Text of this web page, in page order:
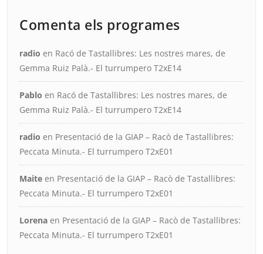
Comenta els programes
radio en Racó de Tastallibres: Les nostres mares, de
Gemma Ruiz Palà.- El turrumpero T2xE14
Pablo en Racó de Tastallibres: Les nostres mares, de
Gemma Ruiz Palà.- El turrumpero T2xE14
radio en Presentació de la GIAP – Racò de Tastallibres:
Peccata Minuta.- El turrumpero T2xE01
Maite en Presentació de la GIAP – Racò de Tastallibres:
Peccata Minuta.- El turrumpero T2xE01
Lorena en Presentació de la GIAP – Racò de Tastallibres:
Peccata Minuta.- El turrumpero T2xE01